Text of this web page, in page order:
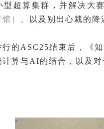
型超算集群，并解决大
）
、以及别出心裁的
行的ASC25结束后，《
计算与AI的结合，以及